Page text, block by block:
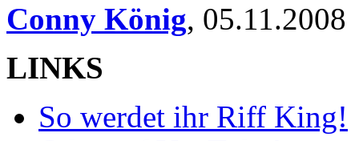
Conny König, 05.11.2008
LINKS
So werdet ihr Riff King!